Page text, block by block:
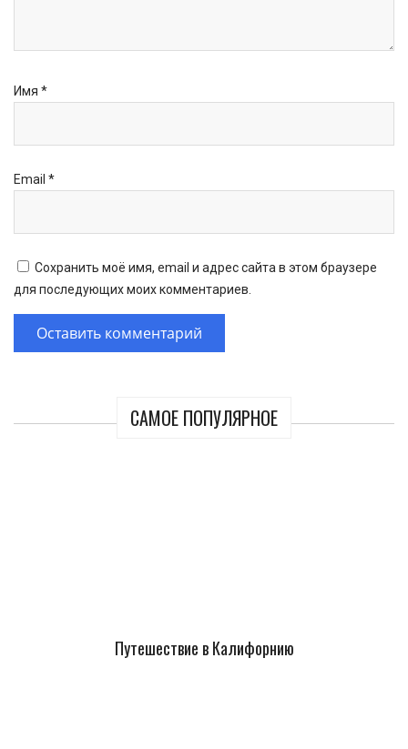
САМОЕ ПОПУЛЯРНОЕ
Путешествие в Калифорнию
Имя *
Email *
Сохранить моё имя, email и адрес сайта в этом браузере
для последующих моих комментариев.